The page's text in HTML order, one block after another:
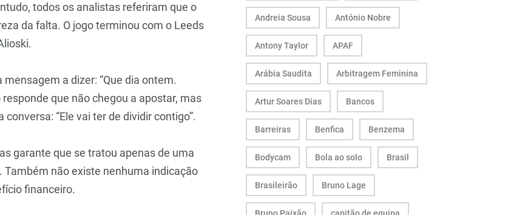
todos os analistas referiram que o
da falta. O jogo terminou com o Leeds
a dizer: “Que dia ontem.
que não chegou a apostar, mas
“Ele vai ter de dividir contigo”.
garante que se tratou apenas de uma
Também não existe nenhuma indicação
financeiro.
Andreia Sousa António Nobre
Antony Taylor APAF
Arábia Saudita Arbitragem Feminina
Artur Soares Dias Bancos
Barreiras Benfica Benzema
Bodycam Bola ao solo Brasil
Brasileirão Bruno Lage